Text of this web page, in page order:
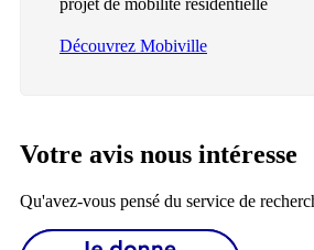
projet de mobilité résidentielle
Découvrez Mobiville
Votre avis nous intéresse
Qu'avez-vous pensé du service de